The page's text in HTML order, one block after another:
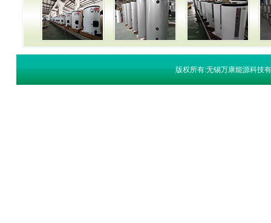
版权所有:无锡万康能源科技